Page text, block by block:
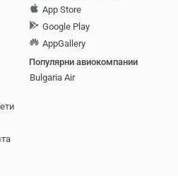
App Store
Google Play
AppGallery
Популярни авиокомпании
Bulgaria Air